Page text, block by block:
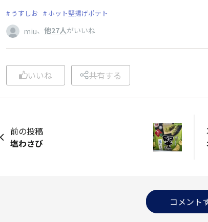
うすしお ホット堅揚げポテト
miu、 他27人がいいね
いいね 共有する
前の投稿
塩わさび
コメント